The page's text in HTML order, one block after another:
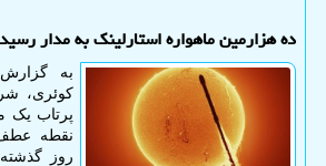
ده هزارمین ماهواره استارلینک به مدار رسید
به
کوئری،
نقطه